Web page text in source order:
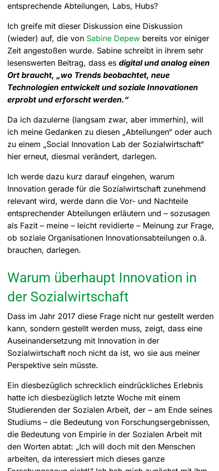
entsprechende Abteilungen, Labs, Hubs?
Ich greife mit dieser Diskussion eine Diskussion
(wieder) auf, die von Sabine Depew bereits vor einiger
Zeit angestoßen wurde. Sabine schreibt in ihrem sehr
lesenswerten Beitrag, dass es digital und analog einen
Ort braucht, „wo Trends beobachtet, neue
Technologien entwickelt und soziale Innovationen
erprobt und erforscht werden.“
Da ich dazulerne (langsam zwar, aber immerhin), will
ich meine Gedanken zu diesen „Abteilungen“ oder auch
zu einem „Social Innovation Lab der Sozialwirtschaft“
hier erneut, diesmal verändert, darlegen.
Ich werde dazu kurz darauf eingehen, warum
Innovation gerade für die Sozialwirtschaft zunehmend
relevant wird, werde dann die Vor- und Nachteile
entsprechender Abteilungen erläutern und – sozusagen
als Fazit – meine – leicht revidierte – Meinung zur Frage,
ob soziale Organisationen Innovationsabteilungen o.ä.
brauchen, darlegen.
Warum überhaupt Innovation in
der Sozialwirtschaft
Dass im Jahr 2017 diese Frage nicht nur gestellt werden
kann, sondern gestellt werden muss, zeigt, dass eine
Auseinandersetzung mit Innovation in der
Sozialwirtschaft noch nicht da ist, wo sie aus meiner
Perspektive sein müsste.
Ein diesbezüglich schrecklich eindrückliches Erlebnis
hatte ich diesbezüglich letzte Woche mit einem
Studierenden der Sozialen Arbeit, der – am Ende seines
Studiums – die Bedeutung von Forschungsergebnissen,
die Bedeutung von Empirie in der Sozialen Arbeit mit
den Worten abtat: „Ich will doch mit den Menschen
arbeiten, da interessiert mich dieses ganze